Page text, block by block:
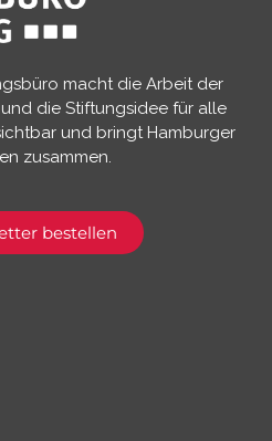
macht die Arbeit der
die Stiftungsidee für alle
und bringt Hamburger
zusammen.​
bestellen